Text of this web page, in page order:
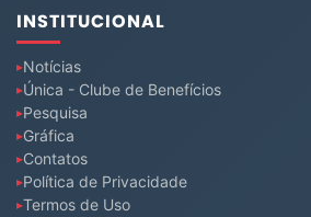
INSTITUCIONAL
Notícias
Única - Clube de Benefícios
Pesquisa
Gráfica
Contatos
Política de Privacidade
Termos de Uso